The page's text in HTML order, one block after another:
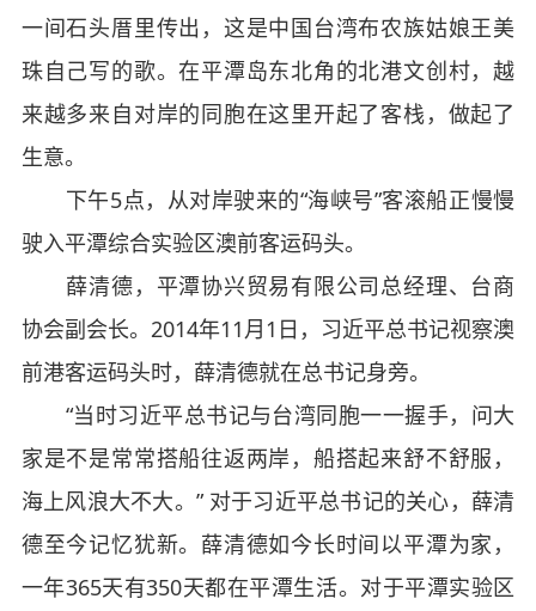
一间石头厝里传出，这是中国台湾布农族姑娘王美
珠自己写的歌。在平潭岛东北角的北港文创村，越
来越多来自对岸的同胞在这里开起了客栈，做起了
生意。
下午5点，从对岸驶来的“海峡号”客滚船正慢慢
驶入平潭综合实验区澳前客运码头。
薛清德，平潭协兴贸易有限公司总经理、台商
协会副会长。2014年11月1日，习近平总书记视察澳
前港客运码头时，薛清德就在总书记身旁。
“当时习近平总书记与台湾同胞一一握手，问大
家是不是常常搭船往返两岸，船搭起来舒不舒服，
海上风浪大不大。” 对于习近平总书记的关心，薛清
德至今记忆犹新。薛清德如今长时间以平潭为家，
一年365天有350天都在平潭生活。对于平潭实验区